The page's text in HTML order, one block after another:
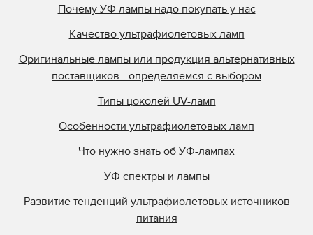
УФ лампы для экспонирования Di Printer
УФ лампы для экспонирования Dymax
Почему УФ лампы надо покупать у нас
Качество ультрафиолетовых ламп
Оригинальные лампы или продукция альтернативных
поставщиков - определяемся с выбором
Типы цоколей UV-ламп
Особенности ультрафиолетовых ламп
Что нужно знать об УФ-лампах
УФ спектры и лампы
Развитие тенденций ультрафиолетовых источников
питания